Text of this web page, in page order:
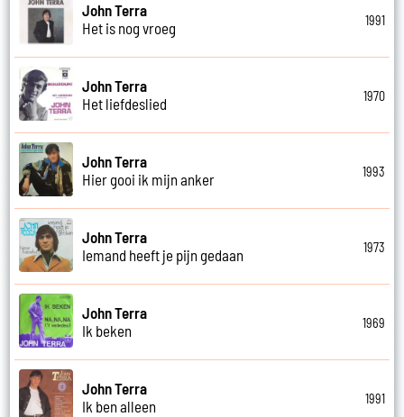
John Terra
Het is nog vroeg
1991
John Terra
Het liefdeslied
1970
John Terra
Hier gooi ik mijn anker
1993
John Terra
Iemand heeft je pijn gedaan
1973
John Terra
Ik beken
1969
John Terra
Ik ben alleen
1991